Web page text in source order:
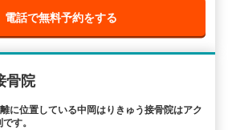
電話で無料予約をする
骨院
に位置している中岡はりきゅう接骨院はアク
す。